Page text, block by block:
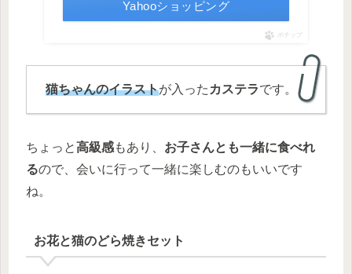
Yahooショッピング
ポチップ
猫ちゃんのイラストが入ったカステラです。
ちょっと高級感もあり、 お子さんとも一緒に食べれ
るので、会いに行って一緒に楽しむのもいいです
ね。
お花と猫のどら焼きセット